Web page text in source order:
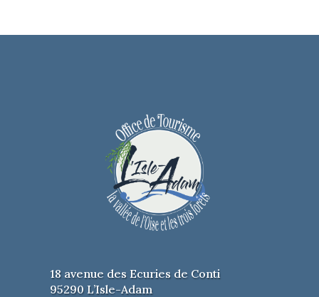
18 avenue des Ecuries de Conti
95290 L’Isle-Adam